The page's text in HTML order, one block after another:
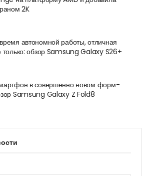
2K
автономной работы, отличная
только: обзор Samsung Galaxy S26+
в совершенно новом форм-
Samsung Galaxy Z Fold8